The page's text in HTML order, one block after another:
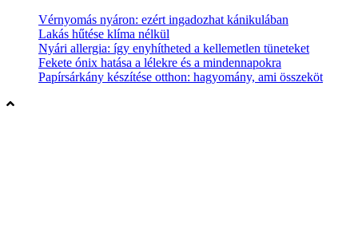
Vérnyomás nyáron: ezért ingadozhat kánikulában
Lakás hűtése klíma nélkül
Nyári allergia: így enyhítheted a kellemetlen tüneteket
Fekete ónix hatása a lélekre és a mindennapokra
Papírsárkány készítése otthon: hagyomány, ami összeköt